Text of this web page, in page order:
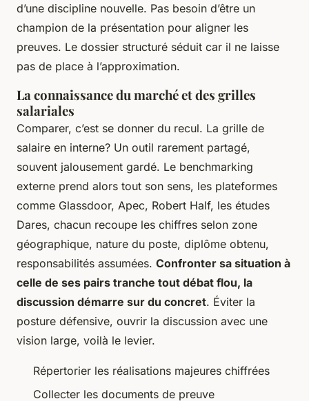
d’une discipline nouvelle. Pas besoin d’être un
champion de la présentation pour aligner les
preuves. Le dossier structuré séduit car il ne laisse
pas de place à l’approximation.
La connaissance du marché et des grilles
salariales
Comparer, c’est se donner du recul. La grille de
salaire en interne? Un outil rarement partagé,
souvent jalousement gardé. Le benchmarking
externe prend alors tout son sens, les plateformes
comme Glassdoor, Apec, Robert Half, les études
Dares, chacun recoupe les chiffres selon zone
géographique, nature du poste, diplôme obtenu,
responsabilités assumées. Confronter sa situation à
celle de ses pairs tranche tout débat flou, la
discussion démarre sur du concret. Éviter la
posture défensive, ouvrir la discussion avec une
vision large, voilà le levier.
Répertorier les réalisations majeures chiffrées
Collecter les documents de preuve